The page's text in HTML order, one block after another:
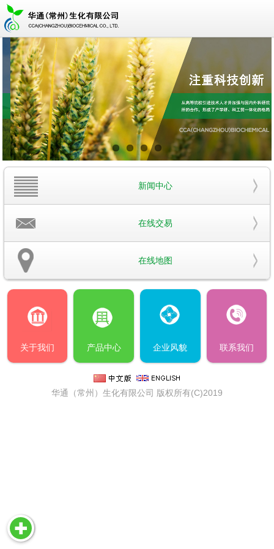
新闻中心
在线交易
在线地图
关于我们 产品中心 企业风貌 联系我们
华通（常州）生化有限公司 版权所有(C)2019